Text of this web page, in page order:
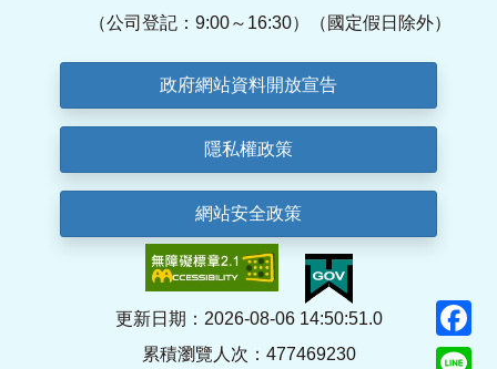
（公司登記：9:00～16:30）（國定假日除外）
政府網站資料開放宣告
隱私權政策
網站安全政策
更新日期：2026-08-06 14:50:51.0
累積瀏覽人次：477469230